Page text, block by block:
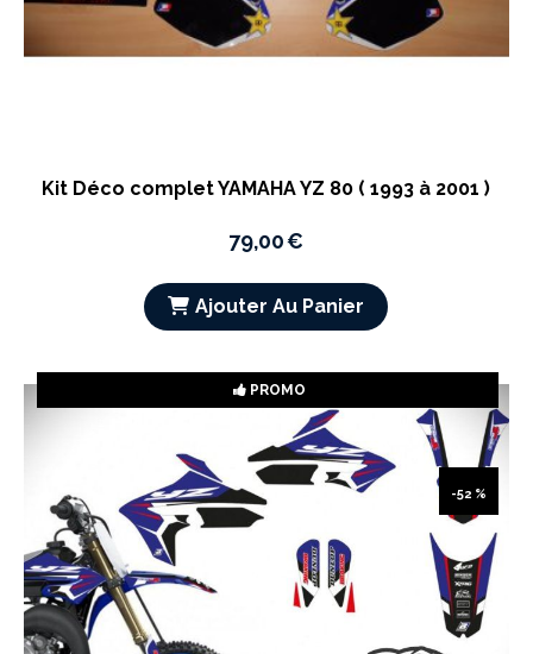
Kit Déco complet YAMAHA YZ 80 ( 1993 à 2001 )
79,00€
Ajouter Au Panier
PROMO
-52 %